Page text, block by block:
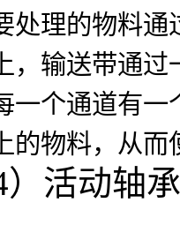
处理的物料
，输送带通
一个通道有
的物料，从而
活动轴